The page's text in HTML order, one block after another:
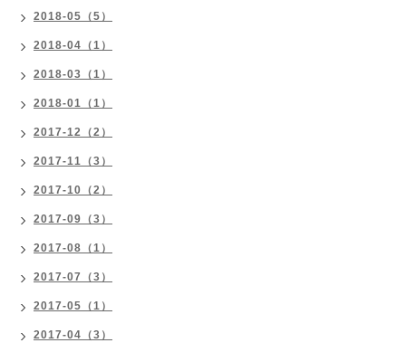
2018-05（5）
2018-04（1）
2018-03（1）
2018-01（1）
2017-12（2）
2017-11（3）
2017-10（2）
2017-09（3）
2017-08（1）
2017-07（3）
2017-05（1）
2017-04（3）